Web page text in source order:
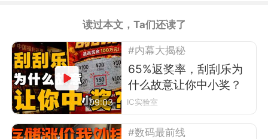
读过本文，Ta们还读了
09:03
#内幕大揭秘
65%返奖率，刮刮乐为
什么故意让你中小奖？
IC实验室
#数码最前线